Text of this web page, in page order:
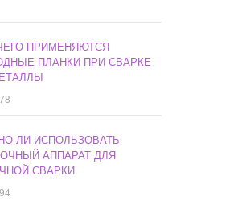
ПРИМЕНЯЮТСЯ
ПЛАНКИ ПРИ СВАРКЕ
ЛИ ИСПОЛЬЗОВАТЬ
АППАРАТ ДЛЯ
СВАРКИ